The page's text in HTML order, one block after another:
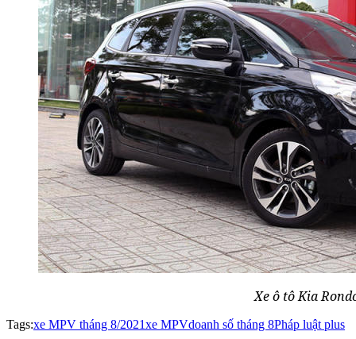
Xe ô tô Kia
Tags:xe MPV tháng 8/2021xe MPVdoanh số tháng 8Pháp luật plus